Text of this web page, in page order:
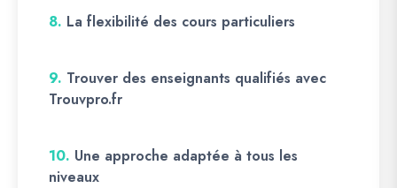
8. La flexibilité des cours particuliers
9. Trouver des enseignants qualifiés avec
Trouvpro.fr
10. Une approche adaptée à tous les
niveaux